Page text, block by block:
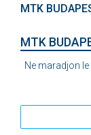
MTK
MTK
Ne maradjon